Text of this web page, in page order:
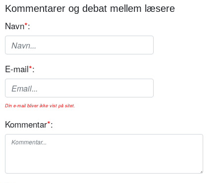
Kommentarer og debat mellem læsere
Navn*:
E-mail*:
Din e-mail bliver ikke vist på sitet.
Kommentar*: